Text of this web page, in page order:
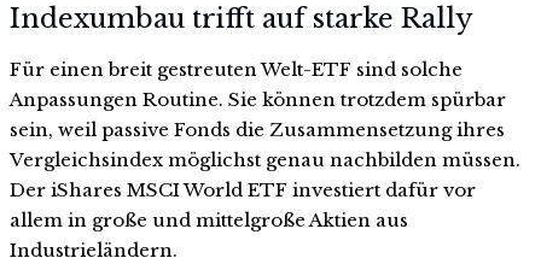
Indexumbau trifft auf starke Rally
Für einen breit gestreuten Welt-ETF sind solche
Anpassungen Routine. Sie können trotzdem spürbar
sein, weil passive Fonds die Zusammensetzung ihres
Vergleichsindex möglichst genau nachbilden müssen.
Der iShares MSCI World ETF investiert dafür vor
allem in große und mittelgroße Aktien aus
Industrieländern.